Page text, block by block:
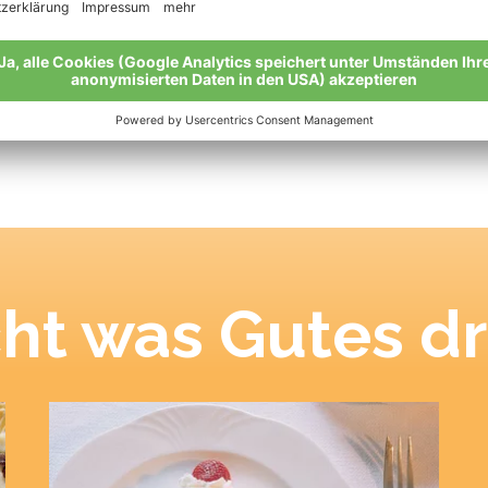
oder als leckere Zutat für Gerichte verwenden. Nicht nur in
Obstbränden.
was Gutes